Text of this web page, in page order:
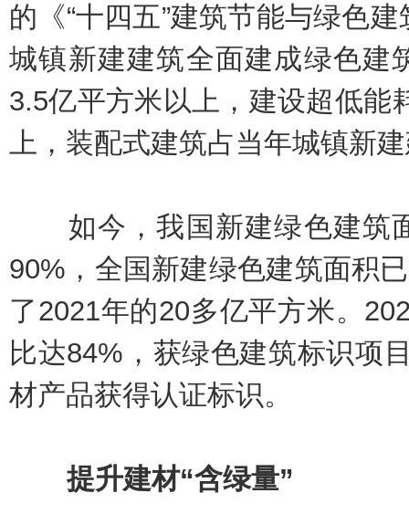
的《“十四五”建筑节能与绿色
城镇新建建筑全面建成绿色建
3.5亿平方米以上，建设超低能
上，装配式建筑占当年城镇新
如今，我国新建绿色建筑
90%，全国新建绿色建筑面积
了2021年的20多亿平方米。
比达84%，获绿色建筑标识项
材产品获得认证标识。
提升建材“含绿量”